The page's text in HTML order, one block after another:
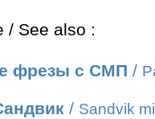
/ See also :
фрезы с СМП /
/ Sandvik